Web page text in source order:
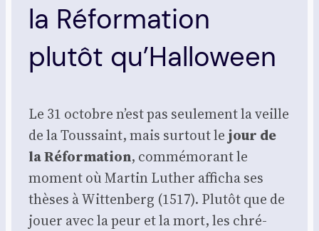
la Réformation
plutôt qu’Halloween
Le 31 octobre n’est pas seule­ment la veille
de la Tous­saint, mais sur­tout le jour de
la Réfor­ma­tion, com­mé­mo­rant le
moment où Mar­tin Luther affi­cha ses
thèses à Wit­ten­berg (1517). Plu­tôt que de
jouer avec la peur et la mort, les chré­